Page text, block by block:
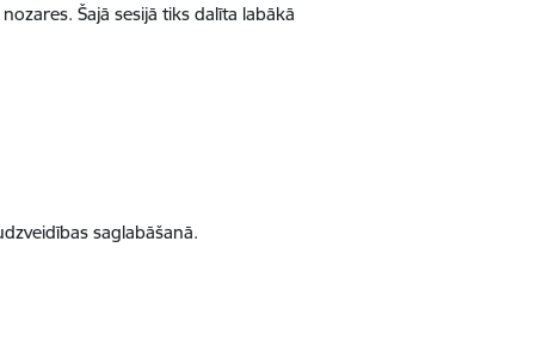
Šajā sesijā tiks dalīta labākā
saglabāšanā.